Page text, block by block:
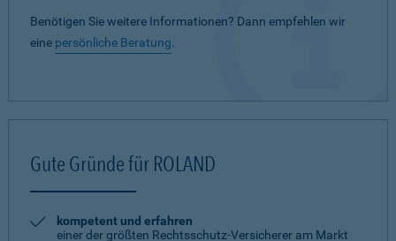
Benötigen Sie weitere Informationen? Dann empfehlen wir
eine persönliche Beratung.
Gute Gründe für ROLAND
kompetent und erfahren
einer der größten Rechtsschutz-Versicherer am Markt